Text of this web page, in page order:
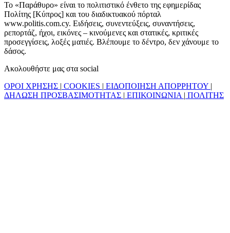
Το «Παράθυρο» είναι το πολιτιστικό ένθετο της εφημερίδας
Πολίτης [Κύπρος] και του διαδικτυακού πόρταλ
www.politis.com.cy. Ειδήσεις, συνεντεύξεις, συναντήσεις,
ρεπορτάζ, ήχοι, εικόνες – κινούμενες και στατικές, κριτικές
προσεγγίσεις, λοξές ματιές. Βλέπουμε το δέντρο, δεν χάνουμε το
δάσος.
Ακολουθήστε μας στα social
ΟΡΟΙ ΧΡΗΣΗΣ | COOKIES | ΕΙΔΟΠΟΙΗΣΗ ΑΠΟΡΡΗΤΟΥ |
ΔΗΛΩΣΗ ΠΡΟΣΒΑΣΙΜΟΤΗΤΑΣ | ΕΠΙΚΟΙΝΩΝΙΑ | ΠΟΛΙΤΗΣ